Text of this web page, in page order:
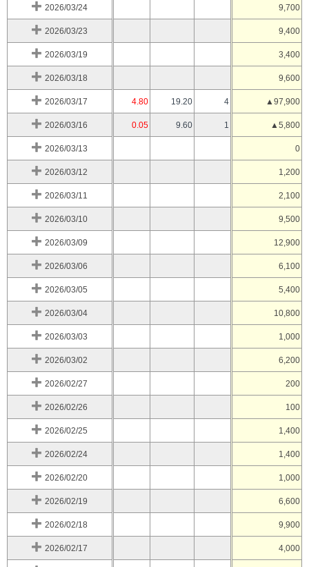
2026/03/24 9,700
2026/03/23 9,400
2026/03/19 3,400
2026/03/18 9,600
2026/03/17 4.80 19.20 4 ▲97,900
2026/03/16 0.05 9.60 1 ▲5,800
2026/03/13 0
2026/03/12 1,200
2026/03/11 2,100
2026/03/10 9,500
2026/03/09 12,900
2026/03/06 6,100
2026/03/05 5,400
2026/03/04 10,800
2026/03/03 1,000
2026/03/02 6,200
2026/02/27 200
2026/02/26 100
2026/02/25 1,400
2026/02/24 1,400
2026/02/20 1,000
2026/02/19 6,600
2026/02/18 9,900
2026/02/17 4,000